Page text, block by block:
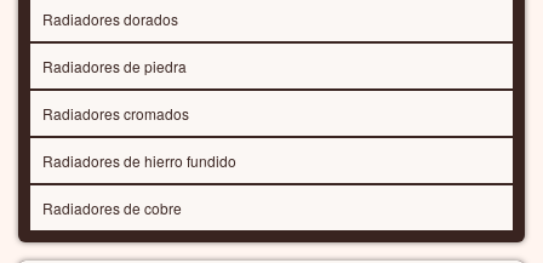
Radiadores dorados
Radiadores de piedra
Radiadores cromados
Radiadores de hierro fundido
Radiadores de cobre